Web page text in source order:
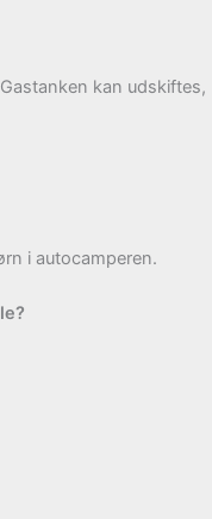
kan udskiftes,
i autocamperen.